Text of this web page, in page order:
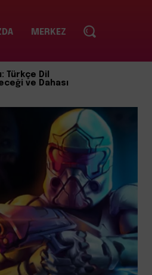
MERKEZ
Türkçe Dil
ve Dahası